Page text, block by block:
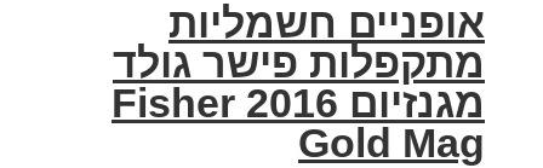
אופניים חשמליות
מתקפלות פישר גולד
מגנזיום 2016 Fisher
Gold Mag